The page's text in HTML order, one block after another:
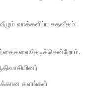
வாக்களிப்பு சதவீதம்:
களங்கள்